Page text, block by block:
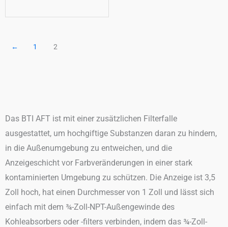
← 1 2
Das BTI AFT ist mit einer zusätzlichen Filterfalle
ausgestattet, um hochgiftige Substanzen daran zu hindern,
in die Außenumgebung zu entweichen, und die
Anzeigeschicht vor Farbveränderungen in einer stark
kontaminierten Umgebung zu schützen. Die Anzeige ist 3,5
Zoll hoch, hat einen Durchmesser von 1 Zoll und lässt sich
einfach mit dem ¾-Zoll-NPT-Außengewinde des
Kohleabsorbers oder -filters verbinden, indem das ¾-Zoll-